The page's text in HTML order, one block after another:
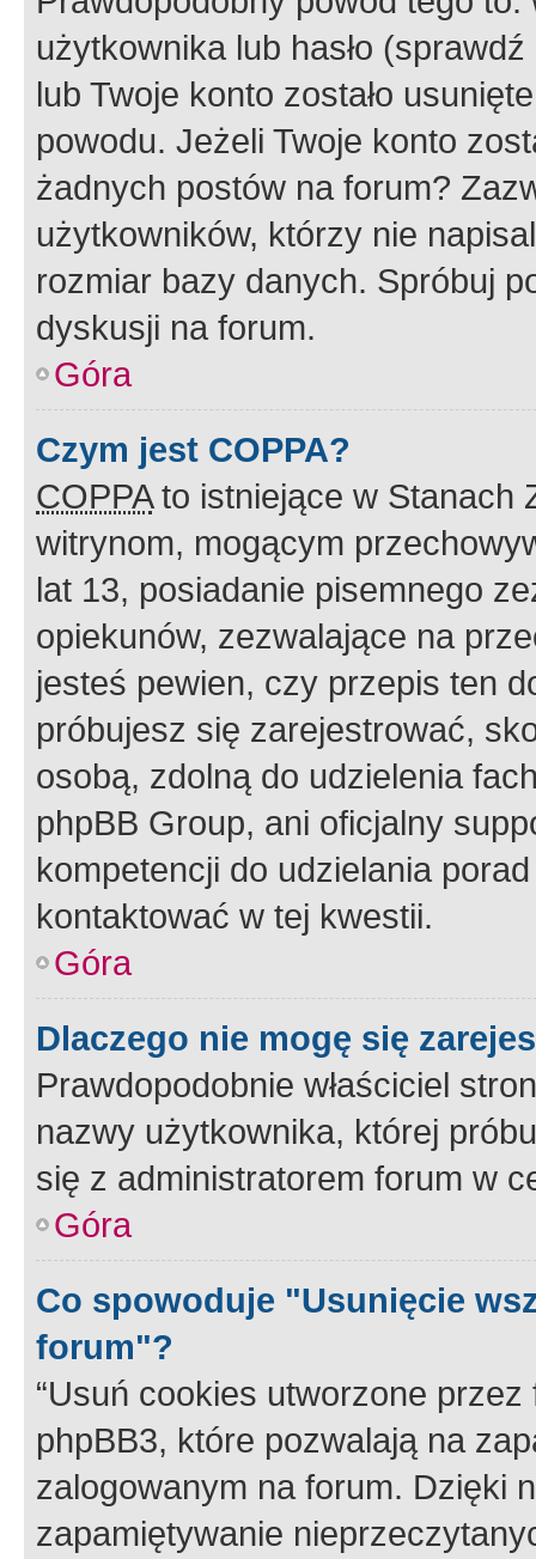
użytkownika lub hasło
lub Twoje konto zostało
powodu. Jeżeli Twoje konto
żadnych postów na forum?
użytkowników, którzy nie
rozmiar bazy danych. Spróbuj
dyskusji na forum.
Góra
Czym jest COPPA?
COPPAto istniejące w Stanach
witrynom, mogącym
lat 13, posiadanie pisemnego
opiekunów, zezwalające na
jesteś pewien, czy przepis ten
próbujesz się zarejestrować,
osobą, zdolną do udzielenia
phpBB Group, ani oficjalny
kompetencji do udzielania
kontaktować w tej kwestii.
Góra
Dlaczego nie mogę się
Prawdopodobnie właściciel
nazwy użytkownika, której
się z administratorem forum w
Góra
Co spowoduje "Usunięcie
forum"?
“Usuń cookies utworzone
phpBB3, które pozwalają na
zalogowanym na forum. Dzięki
zapamiętywanie